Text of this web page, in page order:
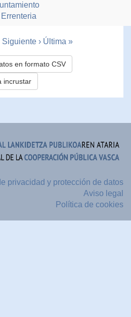
Siguiente › Última »
en formato CSV
incrustar
privacidad y protección de datos
Aviso legal
Política de cookies